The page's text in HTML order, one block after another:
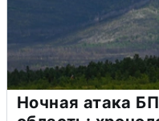
Ночная атака